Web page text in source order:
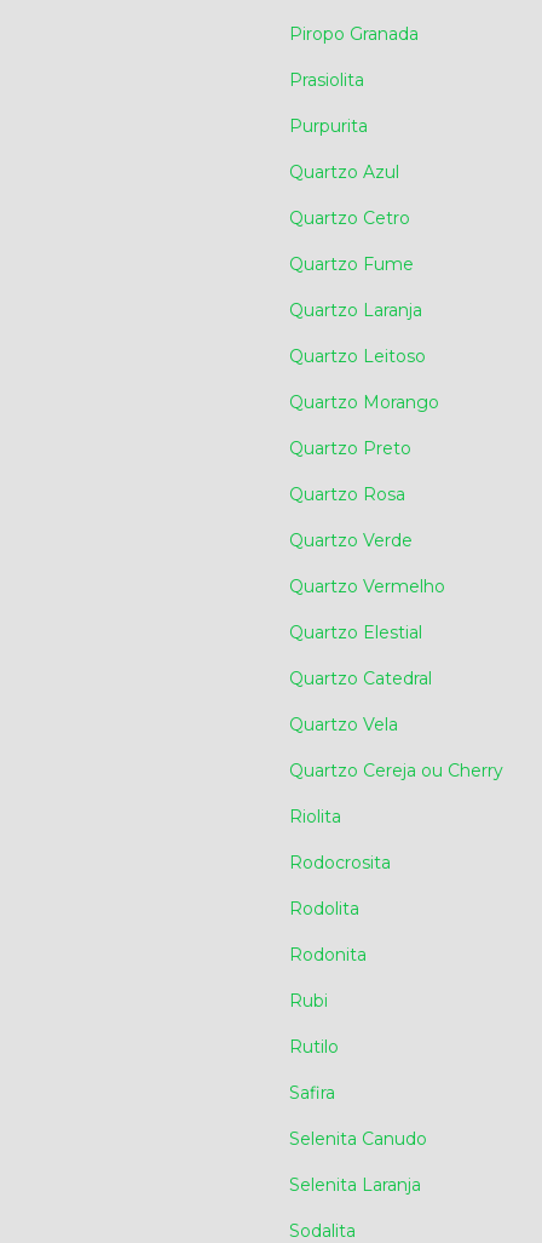
Piropo Granada
Prasiolita
Purpurita
Quartzo Azul
Quartzo Cetro
Quartzo Fume
Quartzo Laranja
Quartzo Leitoso
Quartzo Morango
Quartzo Preto
Quartzo Rosa
Quartzo Verde
Quartzo Vermelho
Quartzo Elestial
Quartzo Catedral
Quartzo Vela
Quartzo Cereja ou Cherry
Riolita
Rodocrosita
Rodolita
Rodonita
Rubi
Rutilo
Safira
Selenita Canudo
Selenita Laranja
Sodalita